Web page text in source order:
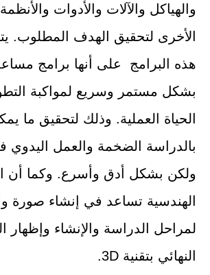
والهياكل والآلات والأدوات
الأخرى لتحقيق الهدف المطلوب.
هذه البرامج على أنها برامج
بشكل مستمر وسريع لمواكبة
الحياة العملية. وذلك لتحقيق ما
بالدراسة الضخمة والعمل اليدوي
ولكن بشكل أدق وأسرع. وكما أن
الهندسية تساعد في إنشاء صورة
لمراحل الدراسة والإنشاء وإظهار
النهائي بتقنية 3D.